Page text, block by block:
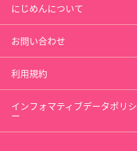
にじめんについて
お問い合わせ
利用規約
インフォマティブデータポリシ
ー